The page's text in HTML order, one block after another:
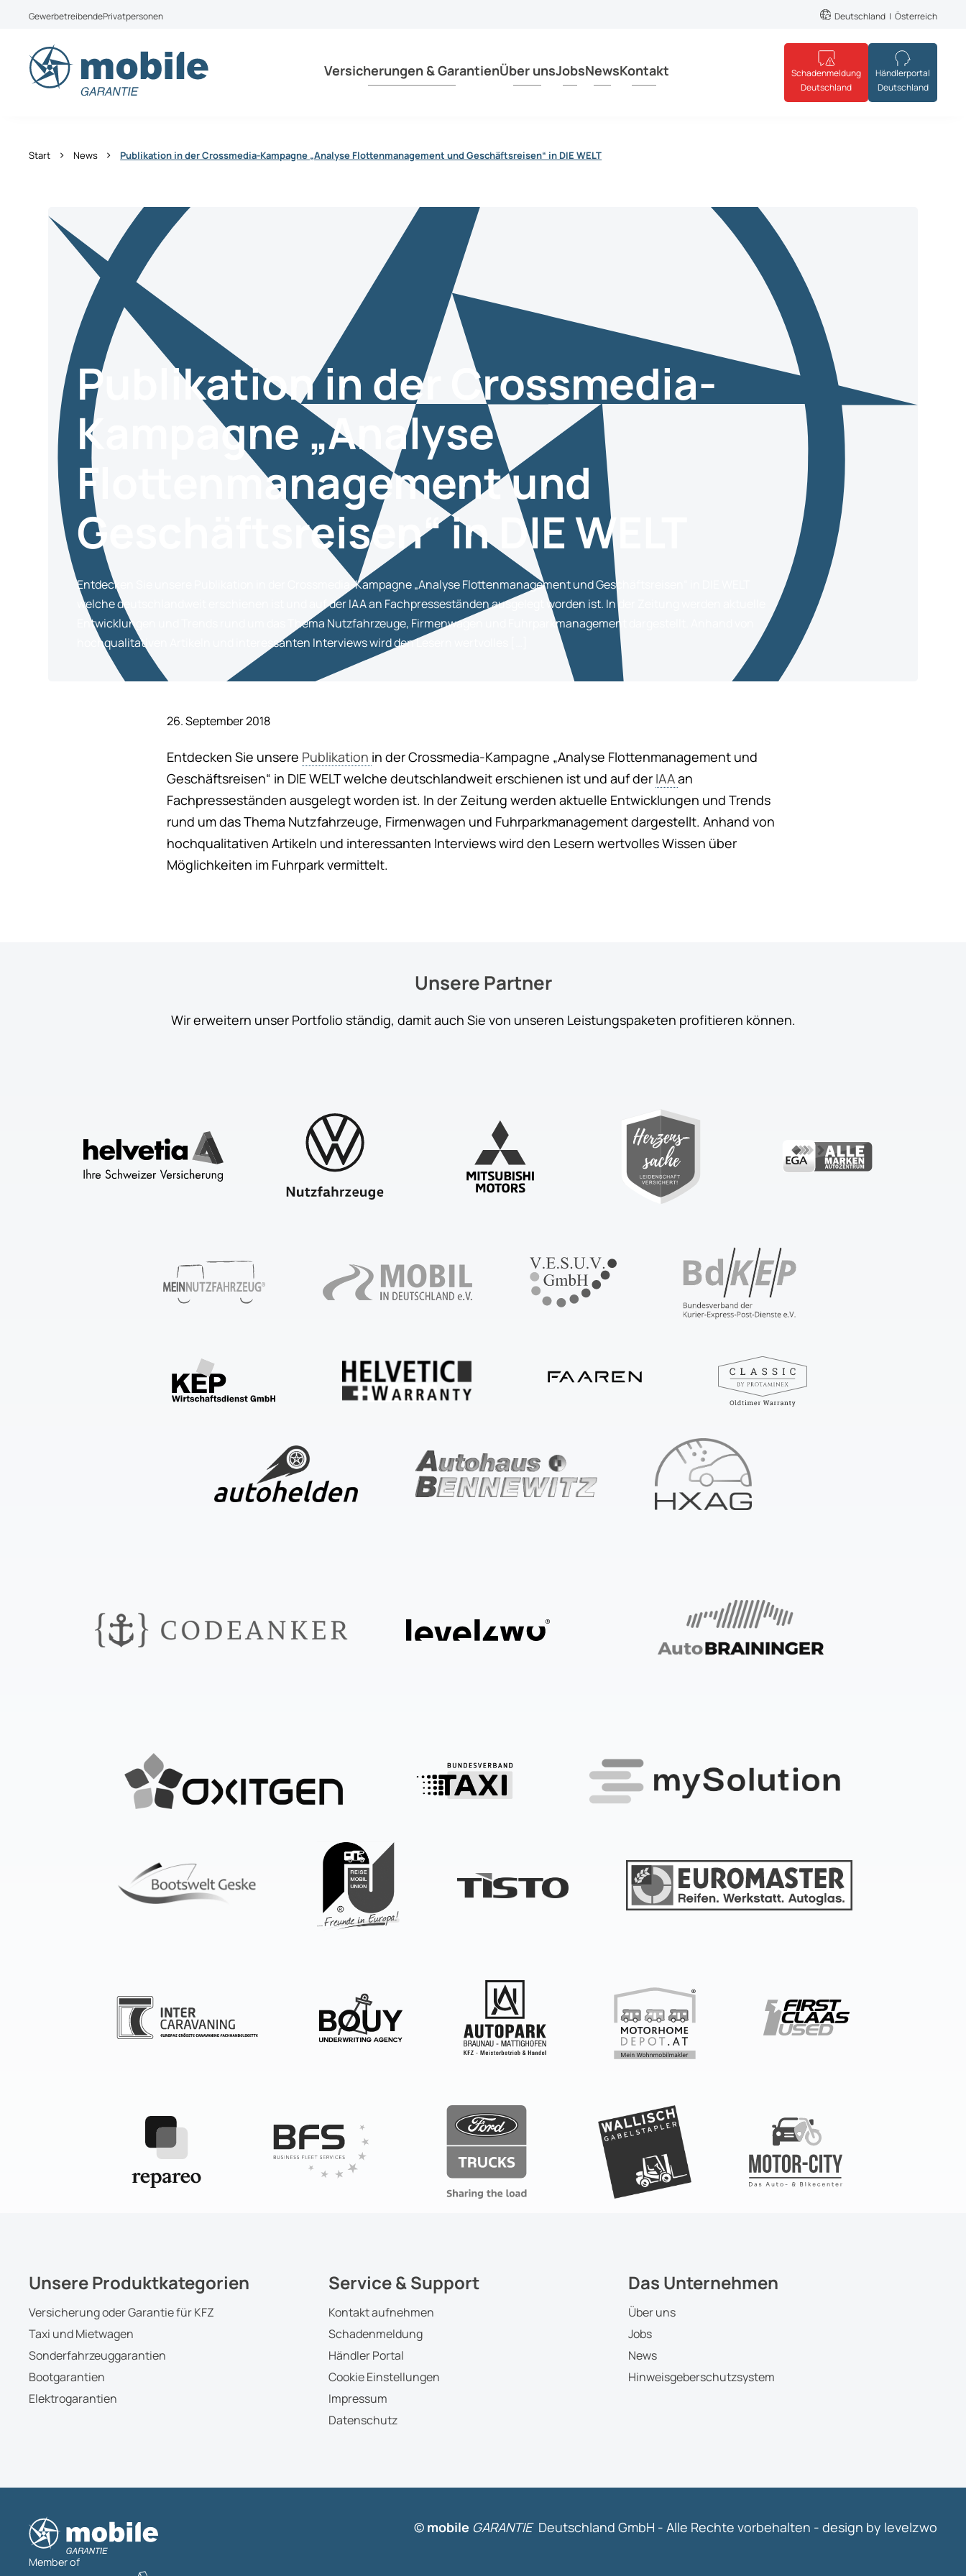
Weiter zum Inhalt
GewerbetreibendePrivatpersonen
Aktuell bieten wir leider keine Produkte für Privatpersonen an. Deutschland Österreich
Wechseln Sie zu mobile Garantie Österreich
Versicherungen & GarantienÜber unsJobsNewsKontakt
Händlerportal
Deutschland
Schadenmeldung
Deutschland
Start › News › Publikation in der Crossmedia-Kampagne „Analyse Flottenmanagement und Geschäftsreisen“ in DIE WELT
Publikation in der Crossmedia-
Kampagne „Analyse
Flottenmanagement und
Geschäftsreisen“ in DIE WELT
Entdecken Sie unsere Publikation in der Crossmedia-Kampagne „Analyse Flottenmanagement und Geschäftsreisen“ in DIE WELT
welche deutschlandweit erschienen ist und auf der IAA an Fachpresseständen ausgelegt worden ist. In der Zeitung werden aktuelle
Entwicklungen und Trends rund um das Thema Nutzfahrzeuge, Firmenwagen und Fuhrparkmanagement dargestellt. Anhand von
hochqualitativen Artikeln und interessanten Interviews wird den Lesern wertvolles […]
26. September 2018
Entdecken Sie unsere Publikation in der Crossmedia-Kampagne „Analyse Flottenmanagement und
Geschäftsreisen“ in DIE WELT welche deutschlandweit erschienen ist und auf der IAAan
Fachpresseständen ausgelegt worden ist. In der Zeitung werden aktuelle Entwicklungen und Trends
rund um das Thema Nutzfahrzeuge, Firmenwagen und Fuhrparkmanagement dargestellt. Anhand von
hochqualitativen Artikeln und interessanten Interviews wird den Lesern wertvolles Wissen über
Möglichkeiten im Fuhrpark vermittelt.
Unsere Partner
Wir erweitern unser Portfolio ständig, damit auch Sie von unseren Leistungspaketen profitieren können.
Unsere Produktkategorien
Versicherung oder Garantie für KFZ
Taxi und Mietwagen
Sonderfahrzeuggarantien
Bootgarantien
Elektrogarantien
Service & Support
Kontakt aufnehmen
Schadenmeldung
Händler Portal
Cookie Einstellungen
Impressum
Datenschutz
Das Unternehmen
Über uns
Jobs
News
Hinweisgeberschutzsystem
Member of
© mobile GARANTIEDeutschland GmbH - Alle Rechte vorbehalten - design by levelzwo